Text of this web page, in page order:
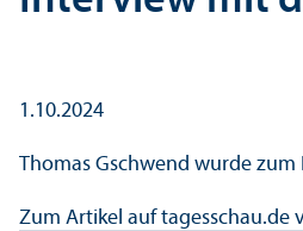
1.10.2024
Thomas Gschwend wurde
Zum Artikel auf tagesschau.de